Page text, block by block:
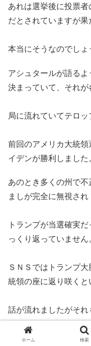
あれは選挙後に投票
だとされていますが果
本当にそうなのでしょ
アシュタールが語る
決まっていて、それが
局に流れていてテロッ
前回のアメリカ大統
イデンが勝利しました
あのとき多くの州で
ましが完全に無視され
トランプが当選確実
っくり返っていません
ＳＮＳではトランプ
統領の座に返り咲くと
話が流れましたがそれ
これは最初トランプ
ホーム 検索